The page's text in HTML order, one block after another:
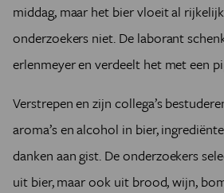
middag, maar het bier vloeit al
onderzoekers niet. De laborant
erlenmeyer en verdeelt het met een
Verstrepen en zijn collega’s
aroma’s en alcohol in bier,
danken aan gist. De onderzoekers
uit bier, maar ook uit brood, wijn,